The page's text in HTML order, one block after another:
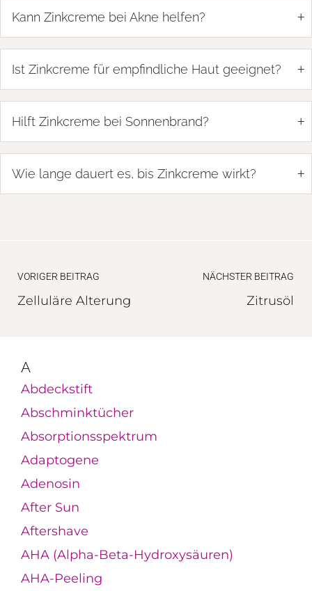
Kann Zinkcreme bei Akne helfen? +
Ist Zinkcreme für empfindliche Haut geeignet? +
Hilft Zinkcreme bei Sonnenbrand? +
Wie lange dauert es, bis Zinkcreme wirkt? +
VORIGER BEITRAG
Zelluläre Alterung
NÄCHSTER BEITRAG
Zitrusöl
A
Abdeckstift
Abschminktücher
Absorptionsspektrum
Adaptogene
Adenosin
After Sun
Aftershave
AHA (Alpha-Beta-Hydroxysäuren)
AHA-Peeling